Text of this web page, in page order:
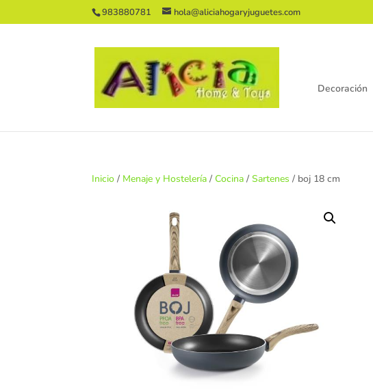
983880781 hola@aliciahogaryjuguetes.com
Decoración
Inicio / Menaje y Hostelería /Cocina /Sartenes / boj 18 cm